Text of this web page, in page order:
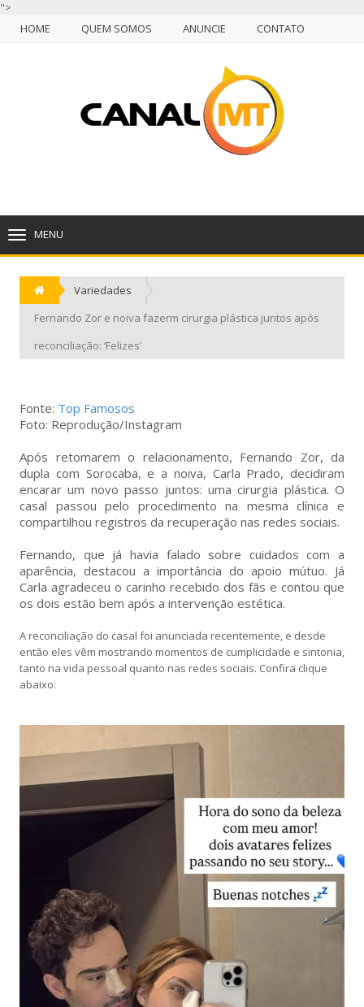
">
HOME
QUEM SOMOS ANUNCIE
CONTATO
ANUNCIE
CUIABÁ, SÁBADO, 08 DE AGOSTO DE 2026
MENU
Variedades
Fernando Zor e noiva fazerm cirurgia plástica juntos após
reconciliação: ‘Felizes’
Fonte: Top Famosos
Foto: Reprodução/Instagram
Após retomarem o relacionamento, Fernando Zor, da
dupla com Sorocaba, e a noiva, Carla Prado, decidiram
encarar um novo passo juntos: uma cirurgia plástica. O
casal passou pelo procedimento na mesma clínica e
compartilhou registros da recuperação nas redes sociais.
Fernando, que já havia falado sobre cuidados com a
aparência, destacou a importância do apoio mútuo. Já
Carla agradeceu o carinho recebido dos fãs e contou que
os dois estão bem após a intervenção estética.
A reconciliação do casal foi anunciada recentemente, e desde
então eles vêm mostrando momentos de cumplicidade e sintonia,
tanto na vida pessoal quanto nas redes sociais. Confira clique
abaixo: